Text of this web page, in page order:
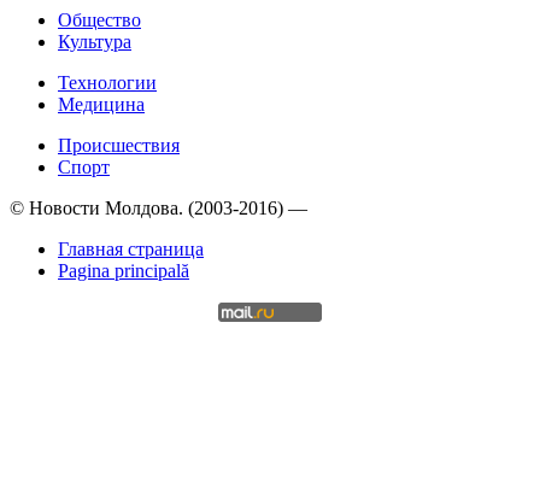
Общество
Культура
Технологии
Медицина
Происшествия
Спорт
© Новости Молдова. (2003-2016) —
Главная страница
Pagina principală